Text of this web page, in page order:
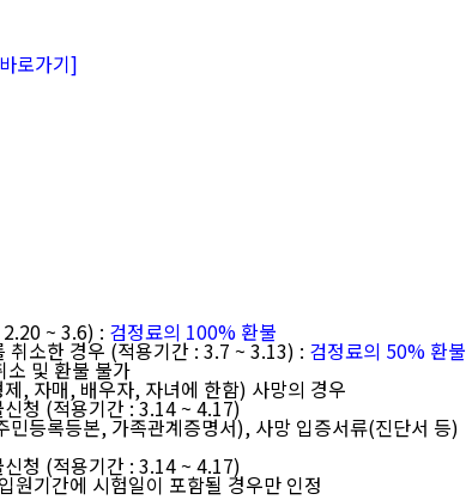
로가기]
~ 3.6) : 검정료의 100% 환불
소한 경우 (적용기간 : 3.7 ~ 3.13) : 검정료의 50% 환불
소 및 환불 불가
자매, 배우자, 자녀에 한함) 사망의 경우
(적용기간 : 3.14 ~ 4.17)
록등본, 가족관계증명서), 사망 입증서류(진단서 등)
(적용기간 : 3.14 ~ 4.17)
간에 시험일이 포함될 경우만 인정